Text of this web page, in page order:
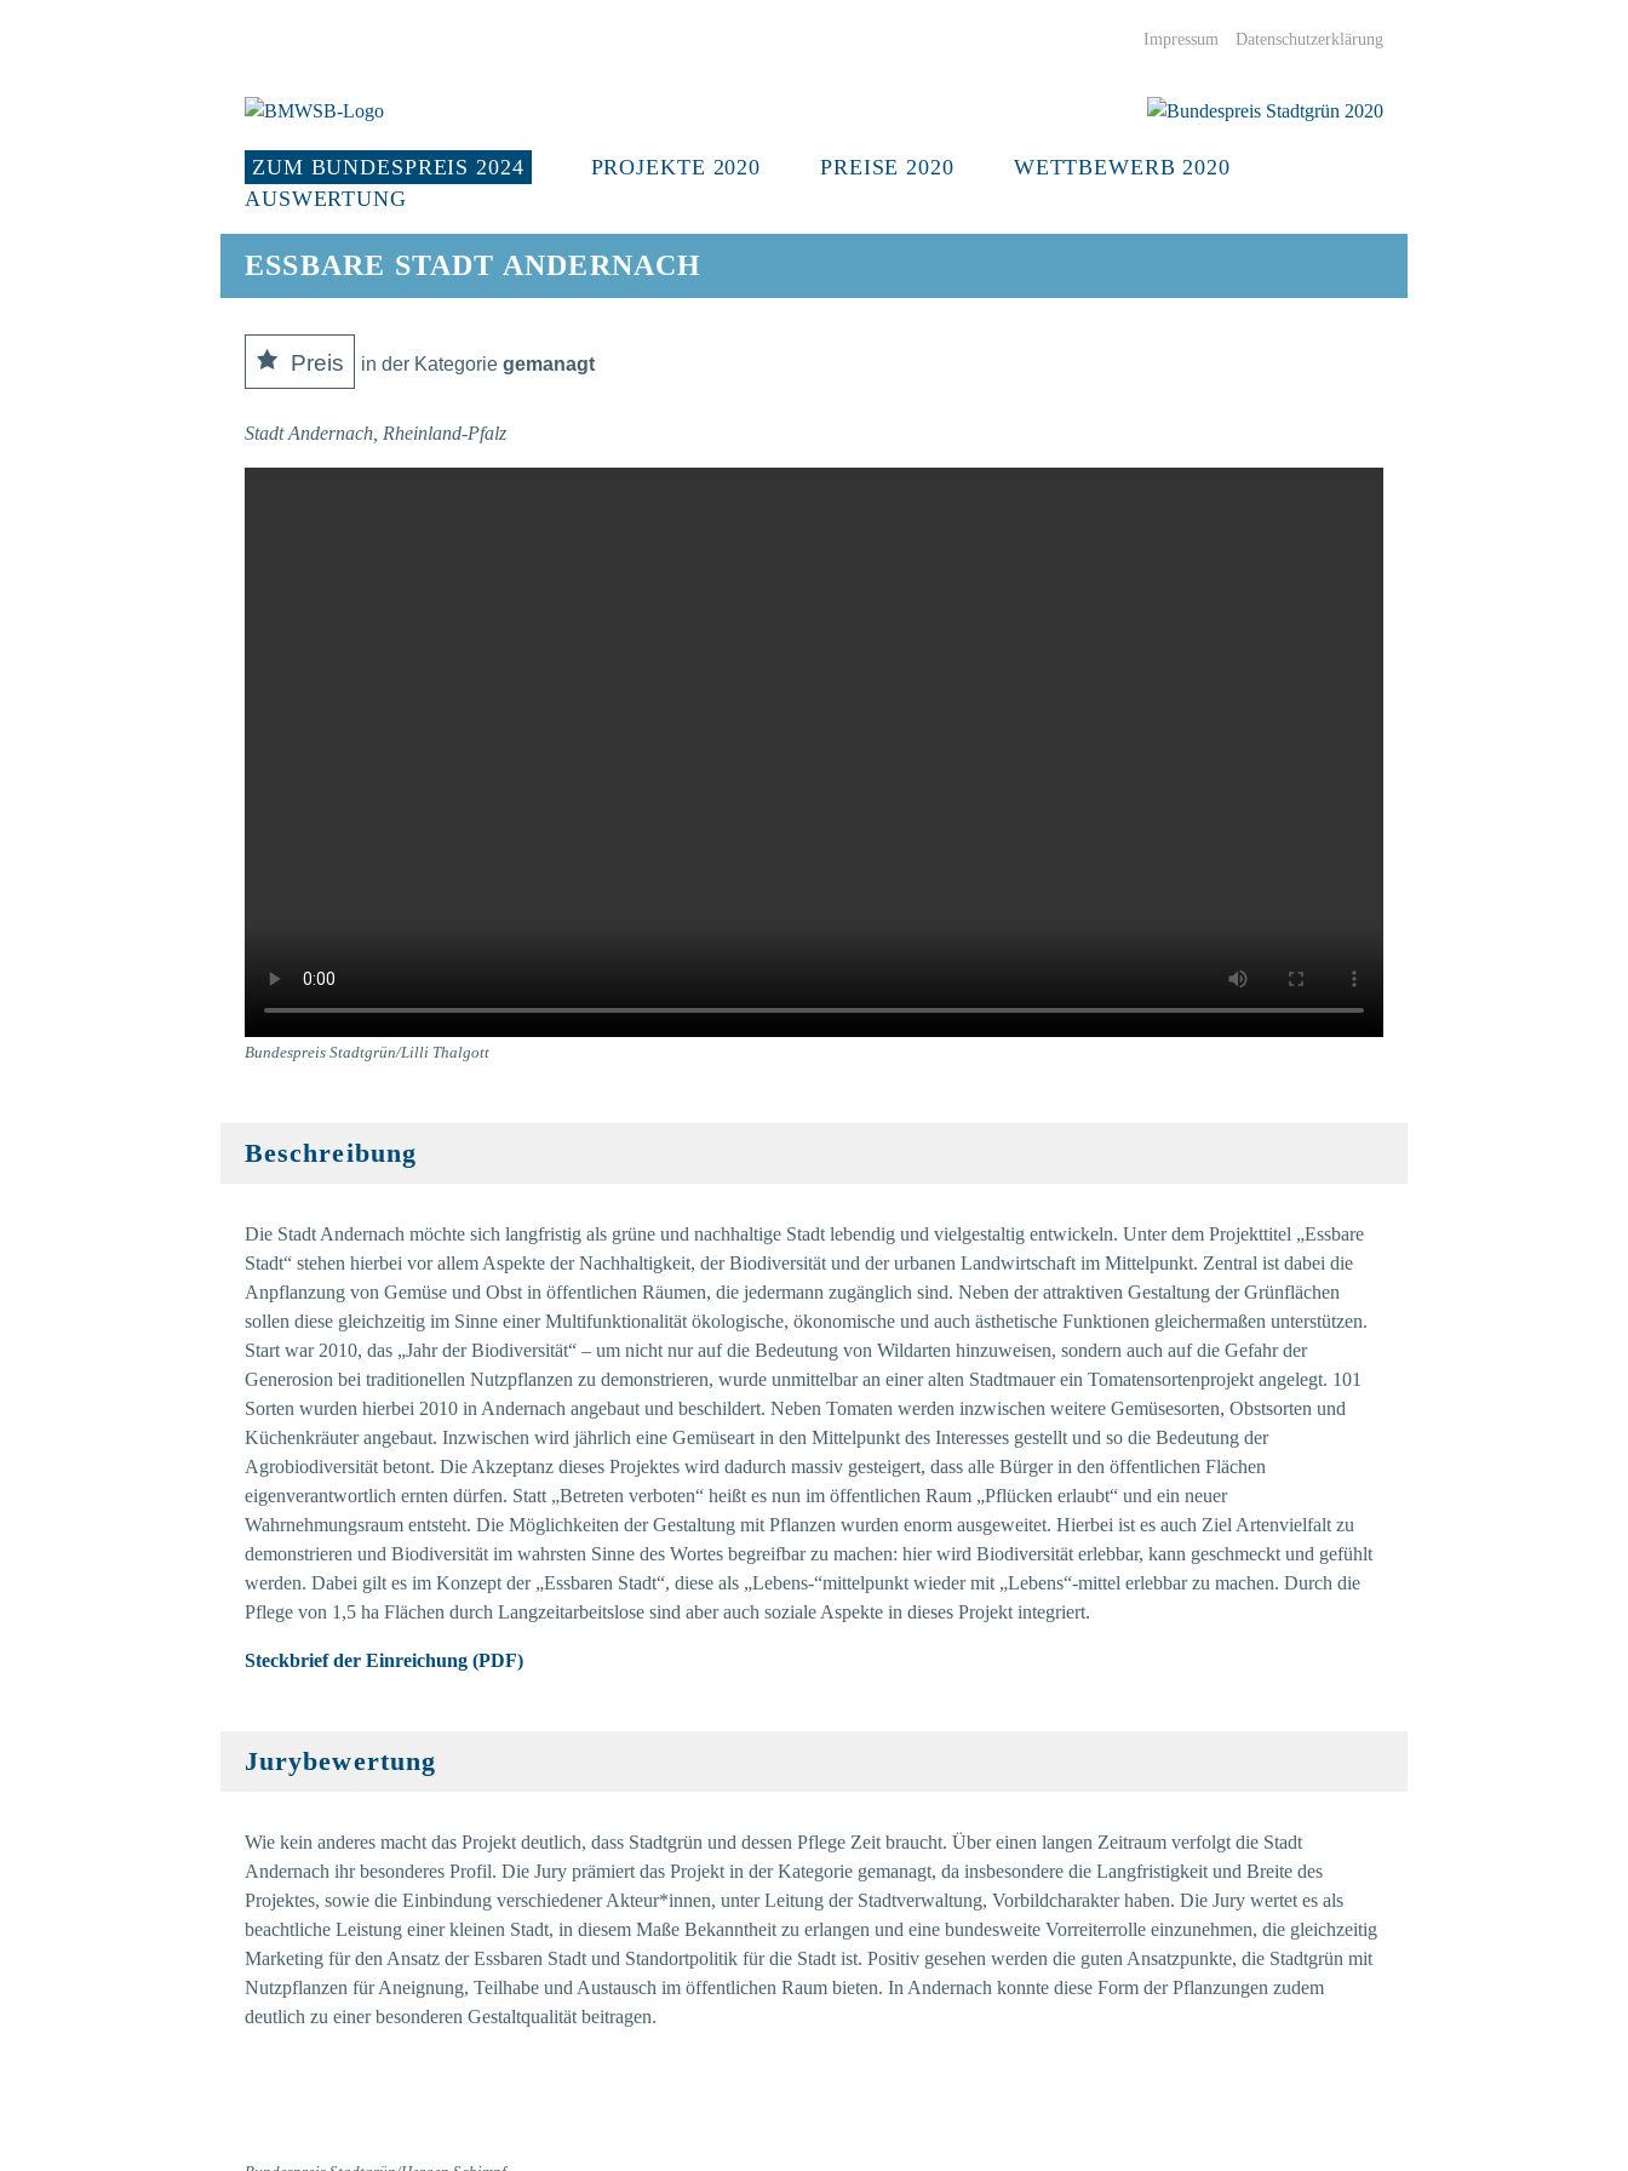
Impressum Datenschutzerklärung
Stadtgrün
Hauptmenü
ZUM BUNDESPREIS 2024 PROJEKTE 2020 PREISE 2020
WETTBEWERB 2020
AUSWERTUNG
ESSBARE STADT ANDERNACH
Preis in der Kategorie gemanagt
Stadt Andernach, Rheinland-Pfalz
Bundespreis Stadtgrün/Lilli Thalgott
Beschreibung
Die Stadt Andernach möchte sich langfristig als grüne und nachhaltige Stadt lebendig und vielgestaltig entwickeln. Unter dem Projekttitel „Essbare
Stadt“ stehen hierbei vor allem Aspekte der Nachhaltigkeit, der Biodiversität und der urbanen Landwirtschaft im Mittelpunkt. Zentral ist dabei die
Anpflanzung von Gemüse und Obst in öffentlichen Räumen, die jedermann zugänglich sind. Neben der attraktiven Gestaltung der Grünflächen
sollen diese gleichzeitig im Sinne einer Multifunktionalität ökologische, ökonomische und auch ästhetische Funktionen gleichermaßen unterstützen.
Start war 2010, das „Jahr der Biodiversität“ – um nicht nur auf die Bedeutung von Wildarten hinzuweisen, sondern auch auf die Gefahr der
Generosion bei traditionellen Nutzpflanzen zu demonstrieren, wurde unmittelbar an einer alten Stadtmauer ein Tomatensortenprojekt angelegt. 101
Sorten wurden hierbei 2010 in Andernach angebaut und beschildert. Neben Tomaten werden inzwischen weitere Gemüsesorten, Obstsorten und
Küchenkräuter angebaut. Inzwischen wird jährlich eine Gemüseart in den Mittelpunkt des Interesses gestellt und so die Bedeutung der
Agrobiodiversität betont. Die Akzeptanz dieses Projektes wird dadurch massiv gesteigert, dass alle Bürger in den öffentlichen Flächen
eigenverantwortlich ernten dürfen. Statt „Betreten verboten“ heißt es nun im öffentlichen Raum „Pflücken erlaubt“ und ein neuer
Wahrnehmungsraum entsteht. Die Möglichkeiten der Gestaltung mit Pflanzen wurden enorm ausgeweitet. Hierbei ist es auch Ziel Artenvielfalt zu
demonstrieren und Biodiversität im wahrsten Sinne des Wortes begreifbar zu machen: hier wird Biodiversität erlebbar, kann geschmeckt und gefühlt
werden. Dabei gilt es im Konzept der „Essbaren Stadt“, diese als „Lebens-“mittelpunkt wieder mit „Lebens“-mittel erlebbar zu machen. Durch die
Pflege von 1,5 ha Flächen durch Langzeitarbeitslose sind aber auch soziale Aspekte in dieses Projekt integriert.
Steckbrief der Einreichung (PDF)
Jurybewertung
Wie kein anderes macht das Projekt deutlich, dass Stadtgrün und dessen Pflege Zeit braucht. Über einen langen Zeitraum verfolgt die Stadt
Andernach ihr besonderes Profil. Die Jury prämiert das Projekt in der Kategorie gemanagt, da insbesondere die Langfristigkeit und Breite des
Projektes, sowie die Einbindung verschiedener Akteur*innen, unter Leitung der Stadtverwaltung, Vorbildcharakter haben. Die Jury wertet es als
beachtliche Leistung einer kleinen Stadt, in diesem Maße Bekanntheit zu erlangen und eine bundesweite Vorreiterrolle einzunehmen, die gleichzeitig
Marketing für den Ansatz der Essbaren Stadt und Standortpolitik für die Stadt ist. Positiv gesehen werden die guten Ansatzpunkte, die Stadtgrün mit
Nutzpflanzen für Aneignung, Teilhabe und Austausch im öffentlichen Raum bieten. In Andernach konnte diese Form der Pflanzungen zudem
deutlich zu einer besonderen Gestaltqualität beitragen.